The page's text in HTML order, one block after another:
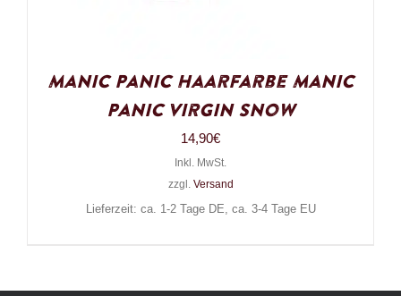
Manic Panic Haarfarbe Manic
Panic Virgin Snow
14,90€
Inkl. MwSt.
zzgl. Versand
Lieferzeit: ca. 1-2 Tage DE, ca. 3-4 Tage EU